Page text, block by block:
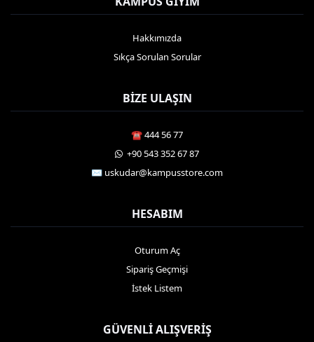
Hakkımızda
Sıkça Sorulan Sorular
BIZE ULAŞIN
☎️ 444 56 77
️ +90 543 352 67 87
✉️ uskudar@kampusstore.com
HESABIM
Oturum Aç
Sipariş Geçmişi
İstek Listem
GÜVENLI ALIŞVERIŞ